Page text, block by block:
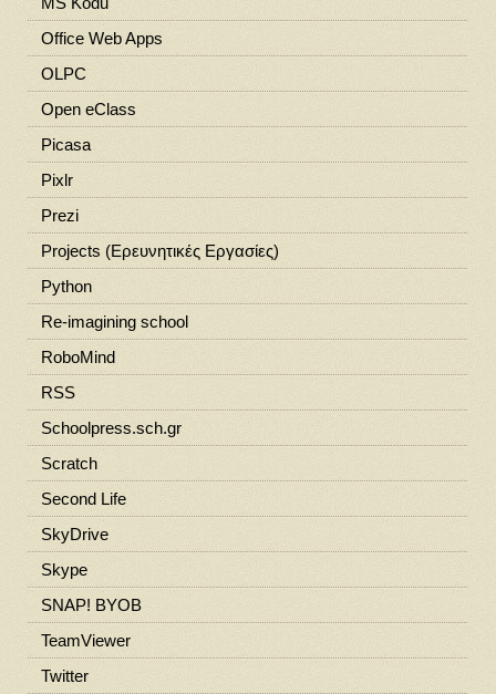
Office Web Apps
OLPC
Open eClass
Picasa
Pixlr
Prezi
Projects (Ερευνητικές Εργασίες)
Python
Re-imagining school
RoboMind
RSS
Schoolpress.sch.gr
Scratch
Second Life
SkyDrive
Skype
SNAP! BYOB
TeamViewer
Twitter